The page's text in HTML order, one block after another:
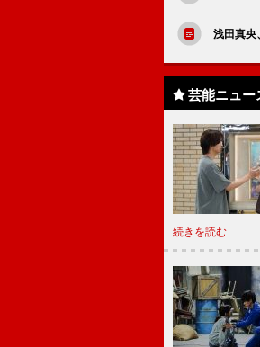
浅田真央
芸能ニュー
続きを読む